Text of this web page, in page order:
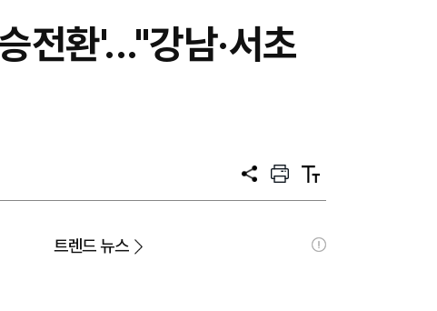
전환'..."강남·서초
공
프
트
텍
트
트렌드 뉴스